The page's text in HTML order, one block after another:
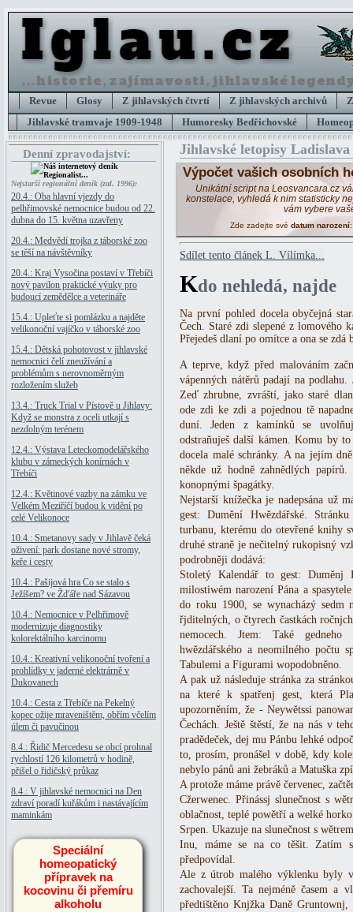
Revue Glosy Z jihlavských čtvrtí Z jihlavských archivů
Jihlavské tramvaje 1909-1948
Humoresky Bedřichovské
Denní zpravodajství:
Nejstarší regionální deník (zal. 1996):
20.4.: Oba hlavní vjezdy do
pelhřimovské nemocnice budou od 22.
dubna do 15. května uzavřeny
20.4.: Medvědí trojka z táborské zoo
se těší na návštěvníky
20.4.: Kraj Vysočina postaví v Třebíči
nový pavilon praktické výuky pro
budoucí zemědělce a veterináře
15.4.: Upleťte si pomlázku a najděte
velikonoční vajíčko v táborské zoo
15.4.: Dětská pohotovost v jihlavské
nemocnici čelí zneužívání a
problémům s nerovnoměrným
rozložením služeb
13.4.: Truck Trial v Pístově u Jihlavy:
Když se monstra z oceli utkají s
nezdolným terénem
12.4.: Výstava Leteckomodelářského
klubu v zámeckých konírnách v
Třebíči
12.4.: Květinové vazby na zámku ve
Velkém Meziříčí budou k vidění po
celé Velikonoce
10.4.: Smetanovy sady v Jihlavě čeká
oživení: park dostane nové stromy,
keře i cesty
10.4.: Pašijová hra Co se stalo s
Ježíšem? ve Žďáře nad Sázavou
10.4.: Nemocnice v Pelhřimově
modernizuje diagnostiky
kolorektálního karcinomu
10.4.: Kreativní velikonoční tvoření a
prohlídky v jaderné elektrárně v
Dukovanech
10.4.: Cesta z Třebíče na Pekelný
kopec ožije mraveništěm, obřím včelím
úlem či pavučinou
8.4.: Řidič Mercedesu se obcí prohnal
rychlostí 126 kilometrů v hodině,
přišel o řidičský průkaz
8.4.: V jihlavské nemocnici na Den
zdraví poradí kuřákům i nastávajícím
maminkám
Speciální
homeopatický
přípravek na
kocovinu či přemíru
alkoholu
Jihlavské letopisy
Výpočet vašich osobních
Unikátní script na Leosvancara.cz
konstelace, vyhledá k nim statisticky
vám vybere
Zde zadejte své datum narození
Sdílet tento článek L. Vílímka...
Kdo nehledá, najde
Na první pohled docela obyčejná
Čech. Staré zdi slepené z lomového
Přejedeš dlaní po omítce a ona se zdá
A teprve, když před malováním
vápenných nátěrů padají na
Zeď zhrubne, zvráští, jako staré
ode zdi ke zdi a pojednou tě
duní. Jeden z kamínků se
odstraňuješ další kámen. Komu by
docela malé schránky. A na jejím
někde už hodně zahnědlých
konopnými špagátky.
Nejstarší knížečka je nadepsána už
gest: Dumění Hwězdářské.
turbanu, kterému do otevřené knihy
druhé straně je nečitelný rukopisný
podrobněji dodává:
Stoletý Kalendář to gest: Duměnj
milostiwém narození Pána a
do roku 1900, se wynacházý sedm
řjditelných, o čtyrech častkách
nemocech. Jtem: Také
hwězdářského a neomilného počtu
Tabulemi a Figurami wopodobněno.
A pak už následuje stránka za
na které k spatřenj gest, která
upozorněním, že - Neywětssi
Čechách. Ještě štěstí, že na nás v
pradědeček, dej mu Pánbu lehké
to, prosím, pronášel v době, kdy
nebylo pánů ani žebráků a Matuška
A protože máme právě červenec,
Cžerwenec. Přinássj slunečnost s
oblačnost, teplé powětří a welké
Srpen. Ukazuje na slunečnost s
Inu, máme se na co těšit. Zatím
předpovídal.
Ale z útrob malého výklenku byly
zachovalejší. Ta nejméně časem a
předtištěno Knjžka Daně